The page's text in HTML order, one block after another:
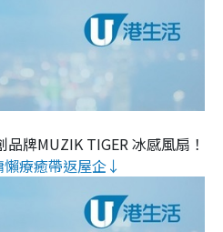
品牌MUZIK TIGER 冰感風扇！
療癒帶返屋企↓